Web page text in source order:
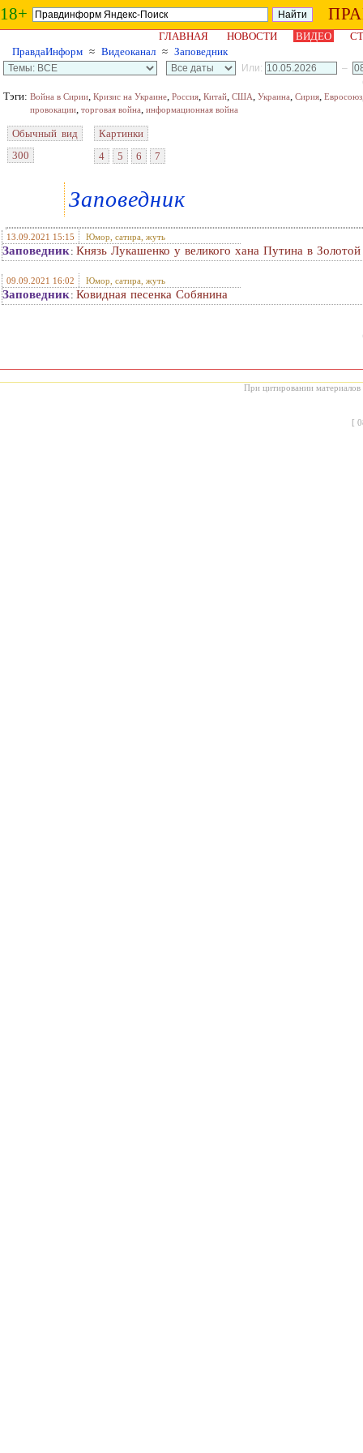
18+
ГЛАВНАЯ НОВОСТИ ВИДЕО
ПравдаИнформ ≈ Видеоканал ≈ Заповедник
Или:
–
Тэги: Война в Сирии, Кризис на Украине, Россия, Китай, США, Украина, Сирия, Евросоюз
провокации, торговая война, информационная война
Обычный вид
300
Картинки
4
5 6 7
Заповедник
13.09.2021 15:15 Юмор, сатира, жуть
Заповедник : Князь Лукашенко у великого хана Путина в
09.09.2021 16:02 Юмор, сатира, жуть
Заповедник : Ковидная песенка Собянина
При цитировании материалов
[